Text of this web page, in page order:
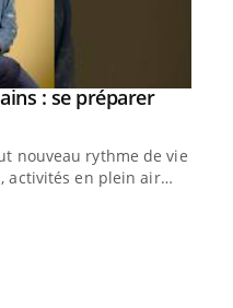
: se préparer
nouveau rythme de vie !
activités en plein air…